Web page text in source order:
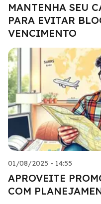
MANTENHA SEU
PARA EVITAR
VENCIMENTO
01/08/2025 - 14:55
APROVEITE
COM